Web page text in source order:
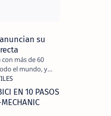
su
más de 60
el mundo, y
GPS
por su
EN 10 PASOS